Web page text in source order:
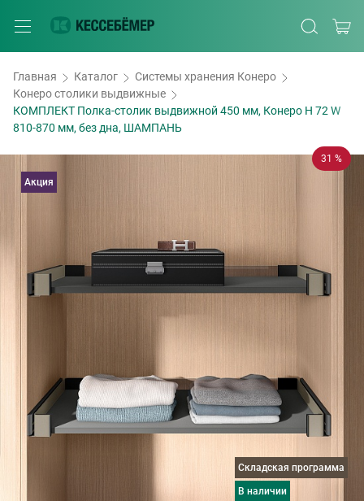
Главная Каталог
Системы хранения Конеро
Конеро столики выдвижные
КОМПЛЕКТ Полка-столик выдвижной 450 мм, Конеро H 72 W
810-870 мм, без дна, ШАМПАНЬ
31 %
Складская программа
в наличии
Акция